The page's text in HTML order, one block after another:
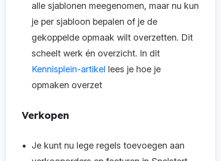
alle sjablonen meegenomen, maar nu kun
je per sjabloon bepalen of je de
gekoppelde opmaak wilt overzetten. Dit
scheelt werk én overzicht. In dit
Kennisplein-artikel lees je hoe je
opmaken overzet
Verkopen
Je kunt nu lege regels toevoegen aan